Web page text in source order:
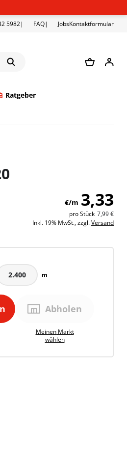
5982 FAQ JobsKontaktformular
Ratgeber
€/m 3,33
proStück 7,99 €
Inkl. 19% MwSt., zzgl.Versand
m
Abholen
MeinenMarkt
wählen